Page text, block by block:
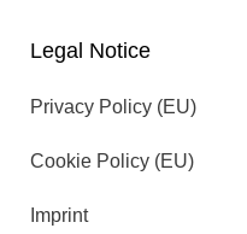
Legal Notice
Privacy Policy (EU)
Cookie Policy (EU)
Imprint